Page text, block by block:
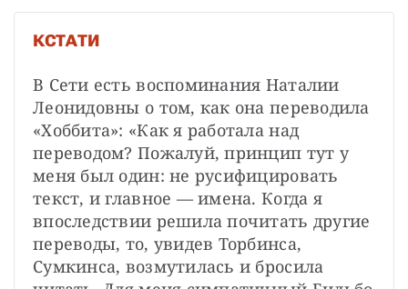
КСТАТИ
В Сети есть воспоминания Наталии
Леонидовны о том, как она переводила
«Хоббита»: «Как я работала над
переводом? Пожалуй, принцип тут у
меня был один: не русифицировать
текст, и главное — имена. Когда я
впоследствии решила почитать другие
переводы, то, увидев Торбинса,
Сумкинса, возмутилась и бросила